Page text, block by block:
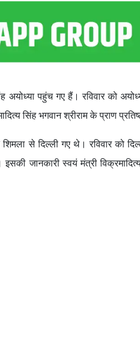
पहुंच गए हैं। रविवार को
सिंह भगवान श्रीराम के प्राण
शिमला से दिल्ली गए थे। रविवार को
जानकारी स्वयं मंत्री